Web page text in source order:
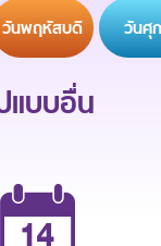
วันพฤหัสบดี วันศุ
แบบอื่น